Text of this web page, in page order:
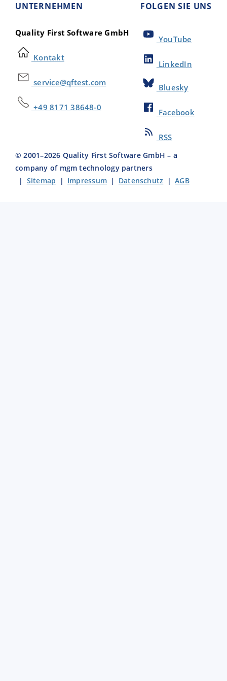
UNTERNEHMEN
Quality First Software GmbH
Kontakt
service@qftest.com
+49 8171 38648-0
FOLGEN SIE UNS
YouTube
LinkedIn
Bluesky
Facebook
RSS
© 2001–2026 Quality First Software GmbH – a
company of mgm technology partners
| Sitemap | Impressum | Datenschutz |AGB